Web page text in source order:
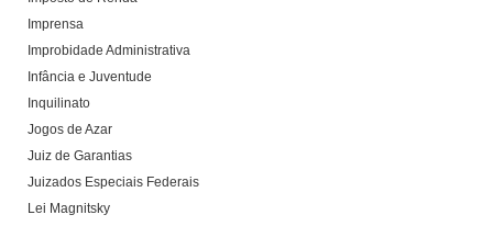
Imprensa
Improbidade Administrativa
Infância e Juventude
Inquilinato
Jogos de Azar
Juiz de Garantias
Juizados Especiais Federais
Lei Magnitsky